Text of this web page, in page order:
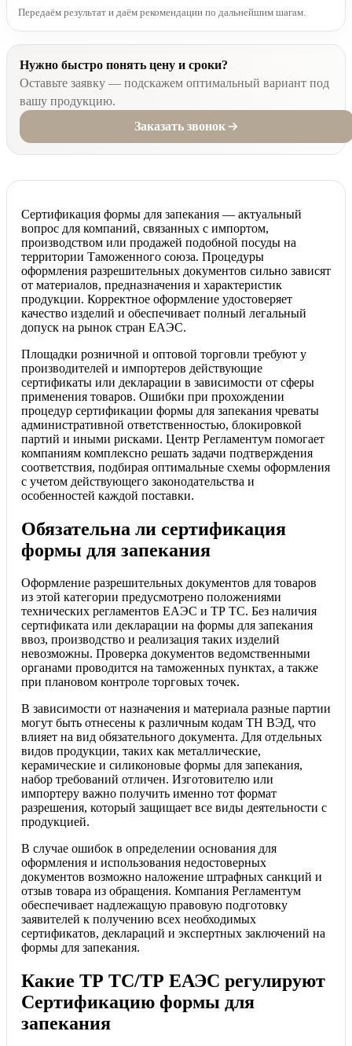
Передаём результат и даём рекомендации по дальнейшим шагам.
Нужно быстро понять цену и сроки?
Оставьте заявку — подскажем оптимальный вариант под
вашу продукцию.
Заказать звонок
Сертификация формы для запекания — актуальный
вопрос для компаний, связанных с импортом,
производством или продажей подобной посуды на
территории Таможенного союза. Процедуры
оформления разрешительных документов сильно зависят
от материалов, предназначения и характеристик
продукции. Корректное оформление удостоверяет
качество изделий и обеспечивает полный легальный
допуск на рынок стран ЕАЭС.
Площадки розничной и оптовой торговли требуют у
производителей и импортеров действующие
сертификаты или декларации в зависимости от сферы
применения товаров. Ошибки при прохождении
процедур сертификации формы для запекания чреваты
административной ответственностью, блокировкой
партий и иными рисками. Центр Регламентум помогает
компаниям комплексно решать задачи подтверждения
соответствия, подбирая оптимальные схемы оформления
с учетом действующего законодательства и
особенностей каждой поставки.
Обязательна ли сертификация
формы для запекания
Оформление разрешительных документов для товаров
из этой категории предусмотрено положениями
технических регламентов ЕАЭС и ТР ТС. Без наличия
сертификата или декларации на формы для запекания
ввоз, производство и реализация таких изделий
невозможны. Проверка документов ведомственными
органами проводится на таможенных пунктах, а также
при плановом контроле торговых точек.
В зависимости от назначения и материала разные партии
могут быть отнесены к различным кодам ТН ВЭД, что
влияет на вид обязательного документа. Для отдельных
видов продукции, таких как металлические,
керамические и силиконовые формы для запекания,
набор требований отличен. Изготовителю или
импортеру важно получить именно тот формат
разрешения, который защищает все виды деятельности с
продукцией.
В случае ошибок в определении основания для
оформления и использования недостоверных
документов возможно наложение штрафных санкций и
отзыв товара из обращения. Компания Регламентум
обеспечивает надлежащую правовую подготовку
заявителей к получению всех необходимых
сертификатов, деклараций и экспертных заключений на
формы для запекания.
Какие ТР ТС/ТР ЕАЭС регулируют
Сертификацию формы для
запекания